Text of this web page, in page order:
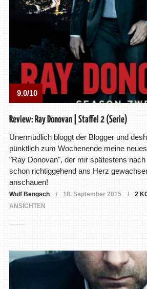
9.0/10
Review: Ray Donovan | Staffel 2 (Serie)
Unermüdlich bloggt der Blogger und
pünktlich zum Wochenende meine
"Ray Donovan", der mir spätestens
schon richtiggehend ans Herz
anschauen!
Wulf Bengsch 18. September 2015 2
ANSICHTEN